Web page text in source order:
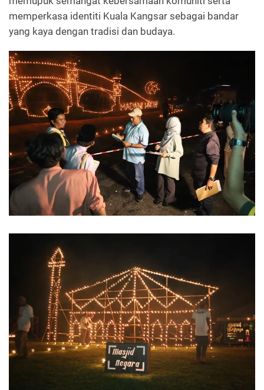
memperkasa identiti Kuala Kangsar sebagai bandar
yang kaya dengan tradisi dan budaya.
Read more
Read more